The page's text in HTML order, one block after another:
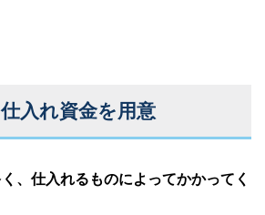
入れ資金を用意
、仕入れるものによってかかってく